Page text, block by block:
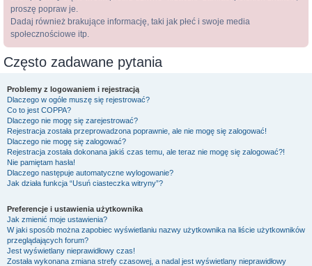
proszę popraw je.
Dadaj również brakujące informację, taki jak płeć i swoje media
społecznościowe itp.
Często zadawane pytania
Problemy z logowaniem i rejestracją
Dlaczego w ogóle muszę się rejestrować?
Co to jest COPPA?
Dlaczego nie mogę się zarejestrować?
Rejestracja została przeprowadzona poprawnie, ale nie mogę się zalogować!
Dlaczego nie mogę się zalogować?
Rejestracja została dokonana jakiś czas temu, ale teraz nie mogę się zalogować?!
Nie pamiętam hasła!
Dlaczego następuje automatyczne wylogowanie?
Jak działa funkcja “Usuń ciasteczka witryny”?
Preferencje i ustawienia użytkownika
Jak zmienić moje ustawienia?
W jaki sposób można zapobiec wyświetlaniu nazwy użytkownika na liście użytkowników
przeglądających forum?
Jest wyświetlany nieprawidłowy czas!
Została wykonana zmiana strefy czasowej, a nadal jest wyświetlany nieprawidłowy